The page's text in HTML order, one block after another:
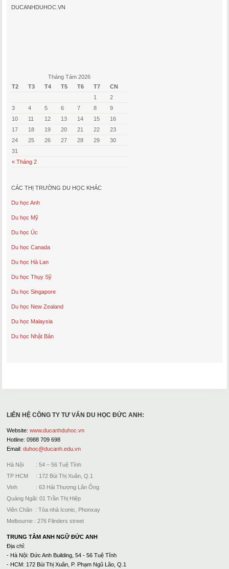
DUCANHDUHOC.VN
Tháng Tám 2026
T2
T3 T4 T5 T6 T7 CN
« Tháng 2
1
2
3
4 5 6 7 8
9
10
11 12 13 14 15
16
17
18 19 20 21 22
23
24
25 26 27 28 29
30
31
CÁC THỊ TRƯỜNG DU HỌC KHÁC
Du học Anh
Du học Mỹ
Du học Úc
Du học Canada
Du học Hà Lan
Du học Thụy Sỹ
Du học Singapore
Du học New Zealand
Du học Malaysia
Du học Nhật Bản
LIÊN HỆ CÔNG TY TƯ VẤN DU HỌC ĐỨC ANH:
Website: www.ducanhduhoc.vn
Hotline: 0988 709 698
Email: duhoc@ducanh.edu.vn
Hà Nội : 54 – 56 Tuệ Tĩnh
TP HCM : 172 Bùi Thị Xuân, Q.1
Vinh : 63 Hải Thượng Lãn Ông
Quảng Ngãi: 01 Trần Thị Hiệp
Viên Chăn : Tòa nhà Iconic, Phonxay
Melbourne : 276 Flinders street
TRUNG TÂM ANH NGỮ ĐỨC ANH
Địa chỉ:
- Hà Nội: Đức Anh Building, 54 - 56 Tuệ Tĩnh
- HCM: 172 Bùi Thị Xuân, P. Phạm Ngũ Lão, Q.1